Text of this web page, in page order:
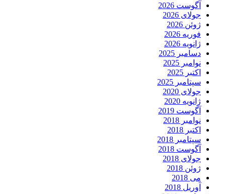
آگوست 2026
جولای 2026
ژوئن 2026
فوریه 2026
ژانویه 2026
دسامبر 2025
نوامبر 2025
اکتبر 2025
سپتامبر 2025
جولای 2020
ژانویه 2020
آگوست 2019
نوامبر 2018
اکتبر 2018
سپتامبر 2018
آگوست 2018
جولای 2018
ژوئن 2018
می 2018
آوریل 2018